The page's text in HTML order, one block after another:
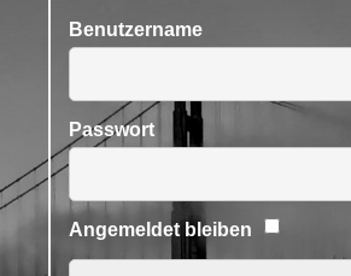
Benutzername
Passwort
Angemeldet bleiben